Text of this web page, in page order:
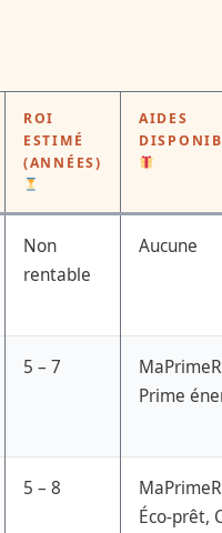
ROI
ESTIMÉ
(ANNÉES)
AIDES
Non
rentable
Aucune
5 – 7
Prime
5 – 8
Éco-prêt,